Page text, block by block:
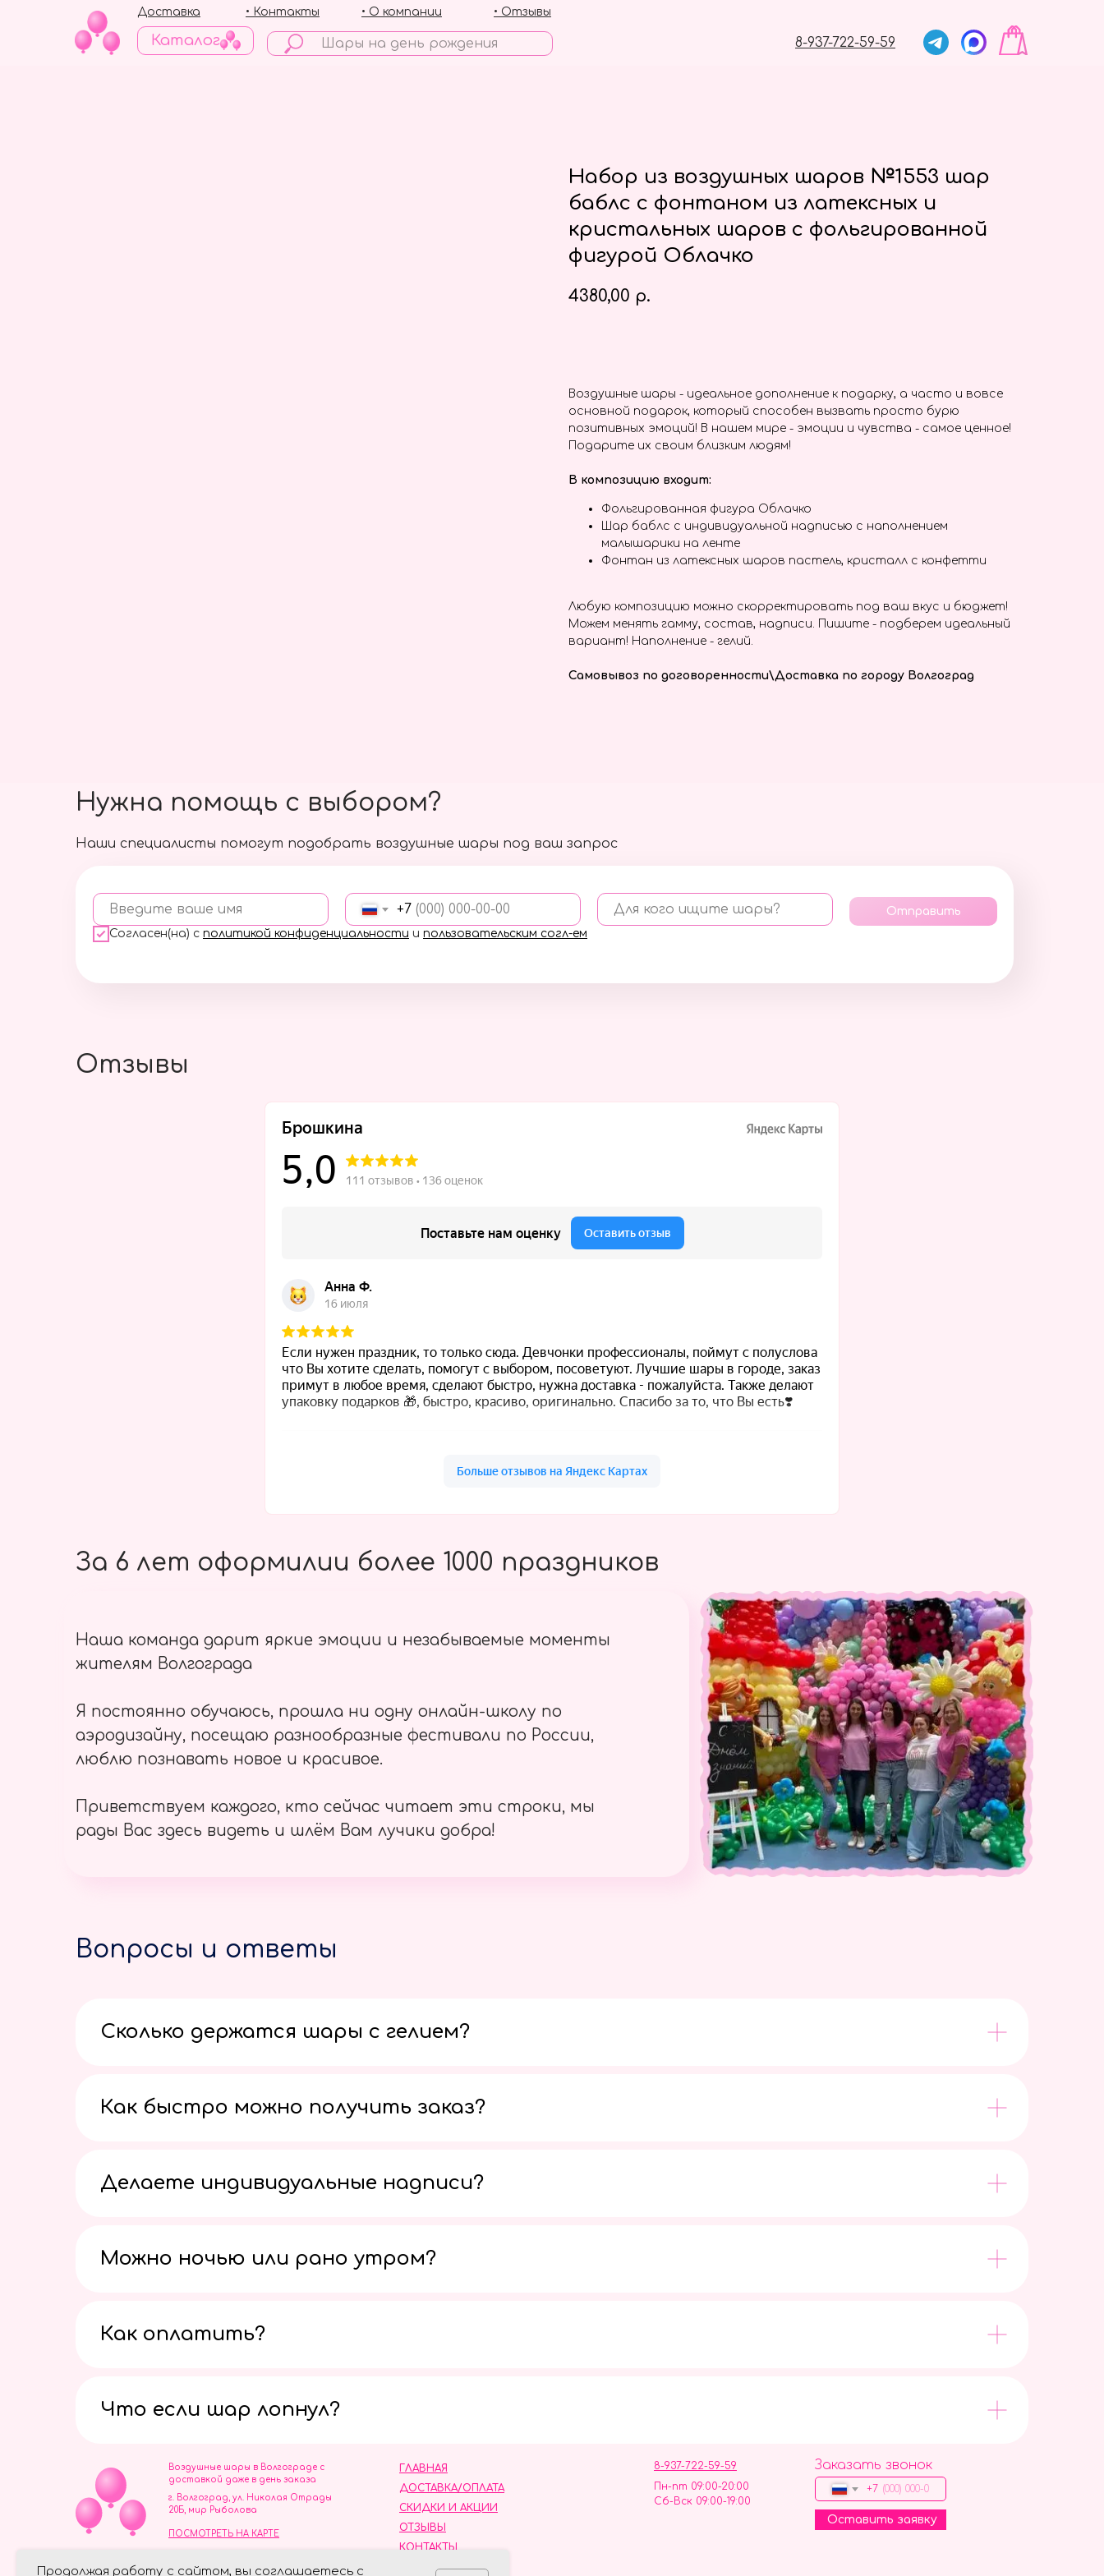
Каталог 8-937-722-59-59
• Отзывы
• О компании
• Контакты
Доставка
Набор из воздушных шаров №1553 шар
баблс с фонтаном из латексных и
кристальных шаров с фольгированной
фигурой Облачко
4380,00 р.
Воздушные шары - идеальное дополнение к подарку, а часто и вовсе
основной подарок, который способен вызвать просто бурю
позитивных эмоций! В нашем мире - эмоции и чувства - самое ценное!
Подарите их своим близким людям!
В композицию входит:
Фольгированная фигура Облачко
Шар баблс с индивидуальной надписью с наполнением
малышарики на ленте
Фонтан из латексных шаров пастель, кристалл с конфетти
Любую композицию можно скорректировать под ваш вкус и бюджет!
Можем менять гамму, состав, надписи. Пишите - подберем идеальный
вариант! Наполнение - гелий.
Самовывоз по договоренности\Доставка по городу Волгоград
Наши специалисты помогут подобрать воздушные шары под ваш запрос
Введите ваше имя +7 Для кого ищите шары?
Согласен(на) с политикой конфиденциальности и пользовательским согл-ем
Отправить
Нужна помощь с выбором?
Продолжая работу с сайтом, вы соглашаетесь с
Отзывы
За 6 лет оформилии более 1000 праздников
Наша команда дарит яркие эмоции и незабываемые моменты
жителям Волгограда
Я постоянно обучаюсь, прошла ни одну онлайн-школу по
аэродизайну, посещаю разнообразные фестивали по России,
люблю познавать новое и красивое.
Приветствуем каждого, кто сейчас читает эти строки, мы
рады Вас здесь видеть и шлём Вам лучики добра!
Вопросы и ответы
Сколько держатся шары с гелием?
Как быстро можно получить заказ?
Делаете индивидуальные надписи?
Можно ночью или рано утром?
Как оплатить?
Что если шар лопнул?
ОТЗЫВЫ
ГЛАВНАЯ
ДОСТАВКА/ОПЛАТА
СКИДКИ И АКЦИИ
КОНТАКТЫ
8-937-722-59-59
Пн-пт 09:00-20:00
Сб-Вск 09:00-19:00
Воздушные шары в Волгограде с
доставкой даже в день заказа
Заказать звонок
+7
Оставить заявку
г. Волгоград, ул. Николая Отрады
20Б, мир Рыболова
ПОСМОТРЕТЬ НА КАРТЕ
ИНН 344110093739
Политика обработки персональных данных